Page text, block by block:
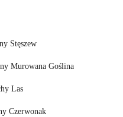
Stęszew
Murowana Goślina
Las
Czerwonak